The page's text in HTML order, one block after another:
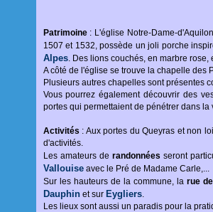
Patrimoine: L'église Notre-Dame-
1507 et 1532, possède un joli porche
Alpes. Des lions couchés, en marbre
A côté de l'église se trouve la chapelle des
Plusieurs autres chapelles sont présentes
Vous pourrez également découvrir des
portes qui permettaient de pénétrer dans
Activités : Aux portes du Queyras et non
d'activités.
Les amateurs de randonnées seront
Vallouiseavec le Pré de Madame Carle,...
Sur les hauteurs de la commune, la rue
Dauphinet sur Eygliers.
Les lieux sont aussi un paradis pour la